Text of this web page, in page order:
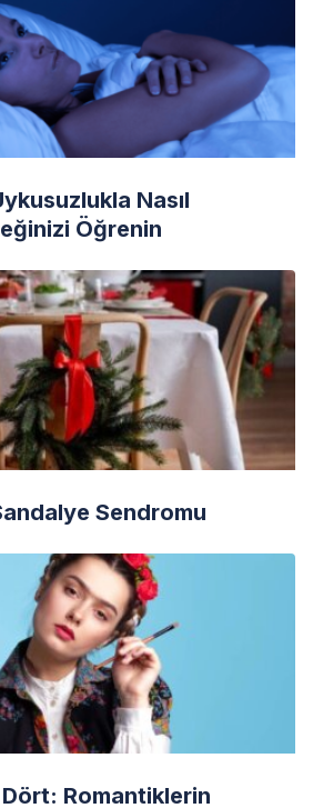
Nasıl
Öğrenin
Sendromu
Romantiklerin